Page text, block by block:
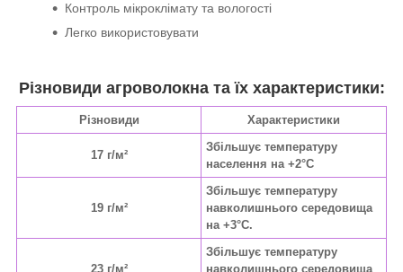
Контроль мікроклімату та вологості
Легко використовувати
Різновиди агроволокна та їх характеристики:
Різновиди Характеристики
17 г/м²
Збільшує температуру
населення на +2°C
19 г/м²
Збільшує температуру
навколишнього середовища
на +3°C.
23 г/м²
Збільшує температуру
навколишнього середовища